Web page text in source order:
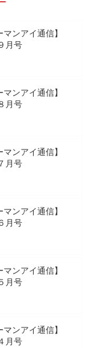
マンアイ通信】
月号
マンアイ通信】
月号
マンアイ通信】
月号
マンアイ通信】
月号
マンアイ通信】
月号
マンアイ通信】
月号